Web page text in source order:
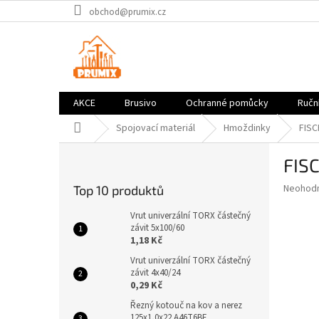
na
obchod@prumix.cz
AKCE Brusivo Ochranné pomůcky
Domů Spojovací materiál Hmoždinky
Top 10 produktů
Vrut univerzální TORX částečný
závit 5x100/60
1,18 Kč
Vrut univerzální TORX částečný
závit 4x40/24
0,29 Kč
Řezný kotouč na kov a nerez